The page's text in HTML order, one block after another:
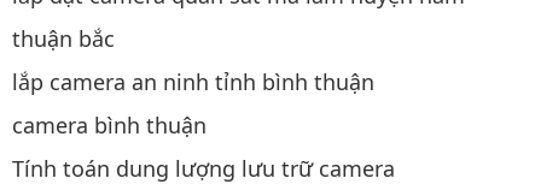
thuận bắc
lắp camera an ninh tỉnh bình thuận
camera bình thuận
Tính toán dung lượng lưu trữ camera